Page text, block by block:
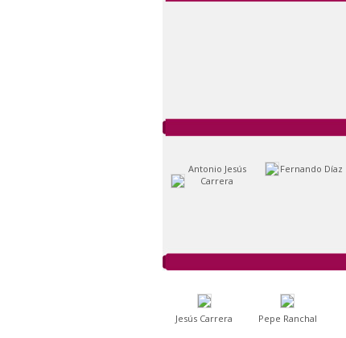
Antonio Jesús
Carrera
Fernando Díaz
Jesús Carrera Pepe Ranchal